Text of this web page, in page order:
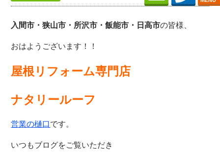
入間市・狭山市・所沢市・飯能市・日高市の皆様、
おはようございます！！
屋根リフォーム専門店
ナタリールーフ
営業の樋口です。
いつもブログをご覧いただき